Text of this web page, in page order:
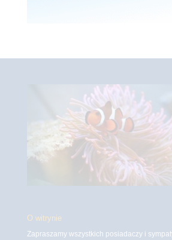
O witrynie
Zapraszamy wszystkich posiadaczy i